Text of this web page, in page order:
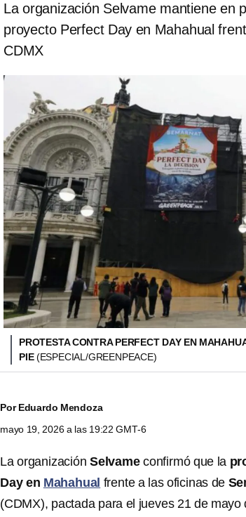
La organización Selvame mantiene en
proyecto Perfect Day en Mahahual
CDMX
PROTESTA CONTRA PERFECT DAY EN
PIE(ESPECIAL/GREENPEACE)
PorEduardo Mendoza
mayo 19, 2026 a las 19:22 GMT-6
La organización Selvameconfirmó que la
Day en Mahahual frente a las oficinas de
(CDMX), pactada para el jueves 21 de